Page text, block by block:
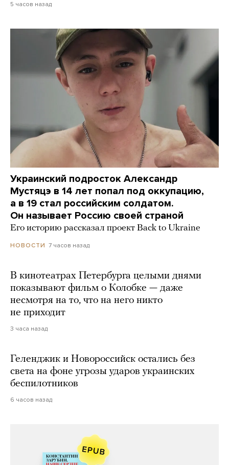
5 часов назад
Украинский подросток Александр
Мустяцэ в 14 лет попал под оккупацию,
а в 19 стал российским солдатом.
Он называет Россию своей страной
Его историю рассказал проект Back to Ukraine
НОВОСТИ 7 часов назад
В кинотеатрах Петербурга целыми днями
показывают фильм о Колобке — даже
несмотря на то, что на него никто
не приходит
3 часа назад
Геленджик и Новороссийск остались без
света на фоне угрозы ударов украинских
беспилотников
6 часов назад